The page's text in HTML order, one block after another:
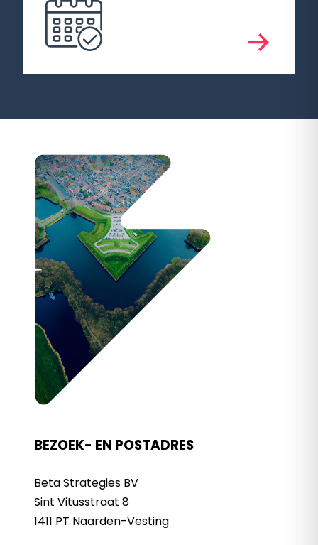
BEZOEK- EN POSTADRES
Beta Strategies BV
Sint Vitusstraat 8
1411 PT Naarden-Vesting